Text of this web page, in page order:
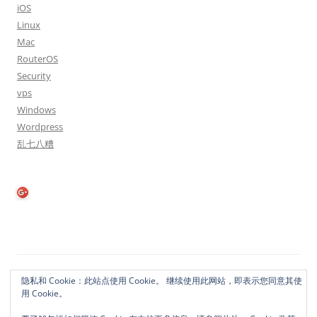
iOS
Linux
Mac
RouterOS
Security
vps
Windows
Wordpress
乱七八糟
隐私政策 自豪地采用WordPress
隐私和 Cookie：此站点使用 Cookie。 继续使用此网站，即表示您同意其使
用 Cookie。